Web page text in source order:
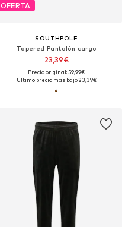
OFERTA
SOUTHPOLE
Tapered Pantalón cargo
23,39€
Precio original: 59,99€
Último precio más bajo:23,39€